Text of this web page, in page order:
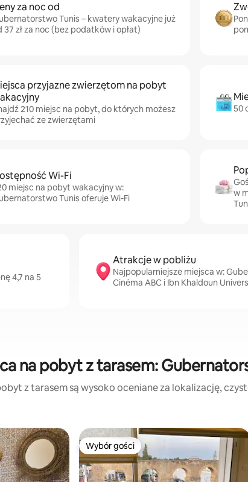
za noc od
Tunis – kwatery wakacyjne już
37 zł za noc (bez podatków i opłat)
przyjazne zwierzętom na pobyt
210 miejsc na pobyt, do których możesz
ze zwierzętami
50
Wi-Fi
miejsc na pobyt wakacyjny w:
Tunis oferuje Wi-Fi
w
4,7 na 5
Atrakcje w pobliżu
Najpopularniejsze miejsca w:
Cinéma ABC i Ibn Khaldoun
na pobyt z tarasem:
z tarasem są wysoko oceniane za lokalizację,
Wybór gości Wybór gości
Wybór gości